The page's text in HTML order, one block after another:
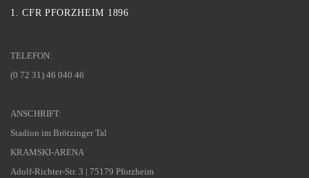
1. CFR PFORZHEIM 1896
TELEFON:
(0 72 31) 46 040 46
ANSCHRIFT:
Stadion im Brötzinger Tal
KRAMSKI-ARENA
Adolf-Richter-Str. 3 | 75179 Pforzheim